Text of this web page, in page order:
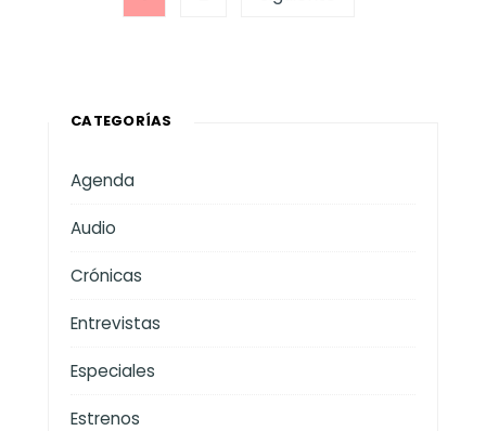
CATEGORÍAS
Agenda
Audio
Crónicas
Entrevistas
Especiales
Estrenos